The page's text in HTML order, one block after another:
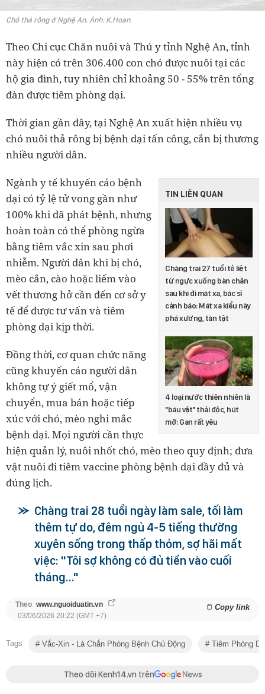
Chó thả rông ở Nghệ An. Ảnh: K.Hoan.
Theo Chi cục Chăn nuôi và Thú y tỉnh Nghệ An, tỉnh
này hiện có trên 306.400 con chó được nuôi tại các
hộ gia đình, tuy nhiên chỉ khoảng 50 - 55% trên tổng
đàn được tiêm phòng dại.
Thời gian gần đây, tại Nghệ An xuất hiện nhiều vụ
chó nuôi thả rông bị bệnh dại tấn công, cắn bị thương
nhiều người dân.
TIN LIÊN QUAN
Chàng trai 27 tuổi tê liệt
từ ngực xuống bàn chân
sau khi đi mát xa, bác sĩ
cảnh báo: Mát xa kiểu này
phá xương, tàn tật
4 loại nước thiên nhiên là
"báu vật" thải độc, hút
mỡ: Gan rất yêu
Ngành y tế khuyến cáo bệnh
dại có tỷ lệ tử vong gần như
100% khi đã phát bệnh, nhưng
hoàn toàn có thể phòng ngừa
bằng tiêm vắc xin sau phơi
nhiễm. Người dân khi bị chó,
mèo cắn, cào hoặc liếm vào
vết thương hở cần đến cơ sở y
tế để được tư vấn và tiêm
phòng dại kịp thời.
Đồng thời, cơ quan chức năng
cũng khuyến cáo người dân
không tự ý giết mổ, vận
chuyển, mua bán hoặc tiếp
xúc với chó, mèo nghi mắc
bệnh dại. Mọi người cần thực
hiện quản lý, nuôi nhốt chó, mèo theo quy định; đưa
vật nuôi đi tiêm vaccine phòng bệnh dại đầy đủ và
đúng lịch.
Chàng trai 28 tuổi ngày làm sale, tối làm
thêm tự do, đêm ngủ 4-5 tiếng thường
xuyên sống trong thấp thỏm, sợ hãi mất
việc: "Tôi sợ không có đủ tiền vào cuối
tháng…"
Theo www.nguoiduatin.vn Copy link
03/06/2026 20:22 (GMT +7)
Tags Vắc-Xin - Lá Chắn Phòng Bệnh Chủ Động Tiêm Phòng
Theo dõi Kenh14.vn trên